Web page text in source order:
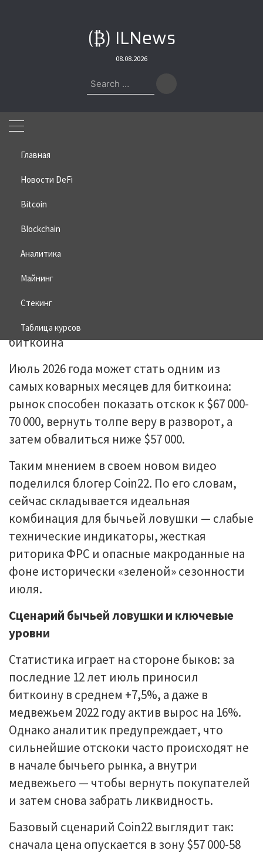
(₿) ILNews
08.08.2026
Search
for:
Главная
Новости DeFi
Bitcoin
Blockchain
Аналитика
Майнинг
Стекинг
Таблица курсов
Home»Bitcoin
месяцем для биткоина
Июль 2026 года может стать одним из
самых коварных месяцев для биткоина:
рынок способен показать отскок к $67 000-
70 000, вернуть толпе веру в разворот, а
затем обвалиться ниже $57 000.
Таким мнением в своем новом видео
поделился блогер Coin22. По его словам,
сейчас складывается идеальная
комбинация для бычьей ловушки — слабые
технические индикаторы, жесткая
риторика ФРС и опасные макроданные на
фоне исторически «зеленой» сезонности
июля.
Сценарий бычьей ловушки и ключевые
уровни
Статистика играет на стороне быков: за
последние 12 лет июль приносил
биткоину в среднем +7,5%, а даже в
медвежьем 2022 году актив вырос на 16%.
Однако аналитик предупреждает, что
сильнейшие отскоки часто происходят не
в начале бычьего рынка, а внутри
медвежьего — чтобы вернуть покупателей
и затем снова забрать ликвидность.
Базовый сценарий Coin22 выглядит так:
сначала цена опускается в зону $57 000-58